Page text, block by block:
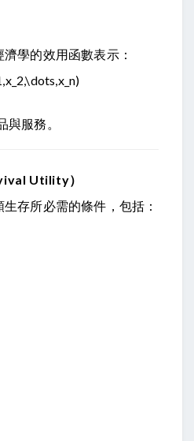
學的效用函數表示：
與服務。
Utility）
存所必需的條件，包括：